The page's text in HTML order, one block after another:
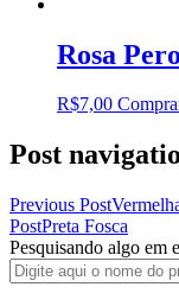
Rosa
R$7,00
Post
Previous Post
PostPreta Fosca
Pesquisando algo em